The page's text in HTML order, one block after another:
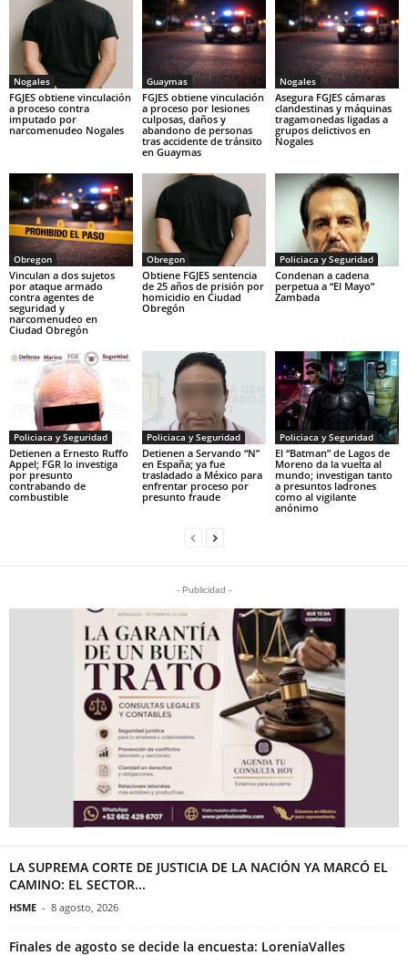
Nogales
FGJES obtiene vinculación
a proceso contra
imputado por
narcomenudeo Nogales
Guaymas
FGJES obtiene vinculación
a proceso por lesiones
culposas, daños y
abandono de personas
tras accidente de tránsito
en Guaymas
Nogales
Asegura FGJES cámaras
clandestinas y máquinas
tragamonedas ligadas a
grupos delictivos en
Nogales
Obregon
Vinculan a dos sujetos
por ataque armado
contra agentes de
seguridad y
narcomenudeo en
Ciudad Obregón
Obregon
Obtiene FGJES sentencia
de 25 años de prisión por
homicidio en Ciudad
Obregón
Policiaca y Seguridad
Condenan a cadena
perpetua a “El Mayo”
Zambada
Policiaca y Seguridad
Detienen a Ernesto Ruffo
Appel; FGR lo investiga
por presunto
contrabando de
combustible
Policiaca y Seguridad
Detienen a Servando “N”
en España; ya fue
trasladado a México para
enfrentar proceso por
presunto fraude
Policiaca y Seguridad
El “Batman” de Lagos de
Moreno da la vuelta al
mundo; investigan tanto
a presuntos ladrones
como al vigilante
anónimo
- Publicidad -
LA SUPREMA CORTE DE JUSTICIA DE LA NACIÓN YA MARCÓ EL
CAMINO: EL SECTOR...
HSME - 8 agosto, 2026
Finales de agosto se decide la encuesta: LoreniaValles